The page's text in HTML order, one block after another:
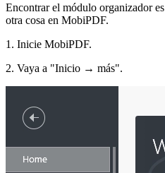
Encontrar el módulo organizador
otra cosa en MobiPDF.
1. Inicie MobiPDF.
2. Vaya a "Inicio → más".